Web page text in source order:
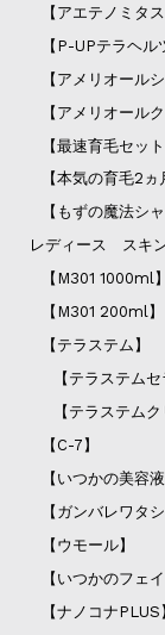
【アエテノミタス
【P-UPテラヘル
【アメリオール
【アメリオール
【最速育毛セット
【本気の育毛2ヵ
【もずの魔法シ
レディース スキ
【M301 1000ml】
【M301 200ml】
【テラステム】
【テラステムセ
【テラステムク
【C-7】
【いつかの美容液
【ガンバレワタシ
【ウモール】
【いつかのフェ
【ナノコナPLUS